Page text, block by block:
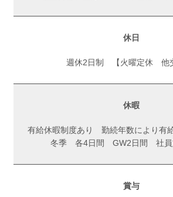
休日
週休2日制 【火曜定休 他
休暇
有給休暇制度あり 勤続年数により
冬季 各4日間 GW2日間 社員
賞与